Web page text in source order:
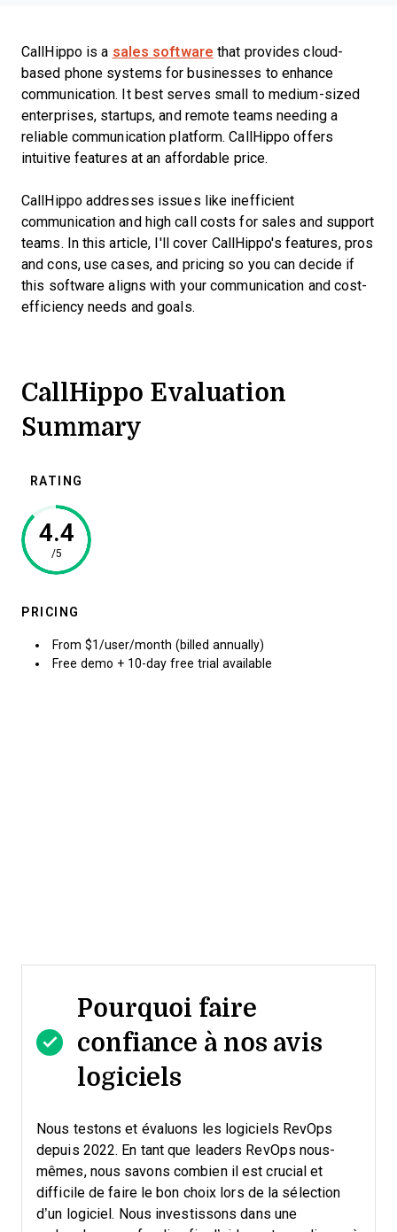
CallHippo is a sales software that provides cloud-
based phone systems for businesses to enhance
communication. It best serves small to medium-sized
enterprises, startups, and remote teams needing a
reliable communication platform. CallHippo offers
intuitive features at an affordable price.
CallHippo addresses issues like inefficient
communication and high call costs for sales and support
teams. In this article, I'll cover CallHippo's features, pros
and cons, use cases, and pricing so you can decide if
this software aligns with your communication and cost-
efficiency needs and goals.
CallHippo Evaluation
Summary
RATING
4.4
/5
PRICING
From $1/user/month (billed annually)
Free demo + 10-day free trial available
Pourquoi faire
confiance à nos avis
logiciels
Nous testons et évaluons les logiciels RevOps
depuis 2022. En tant que leaders RevOps nous-
mêmes, nous savons combien il est crucial et
difficile de faire le bon choix lors de la sélection
d’un logiciel. Nous investissons dans une